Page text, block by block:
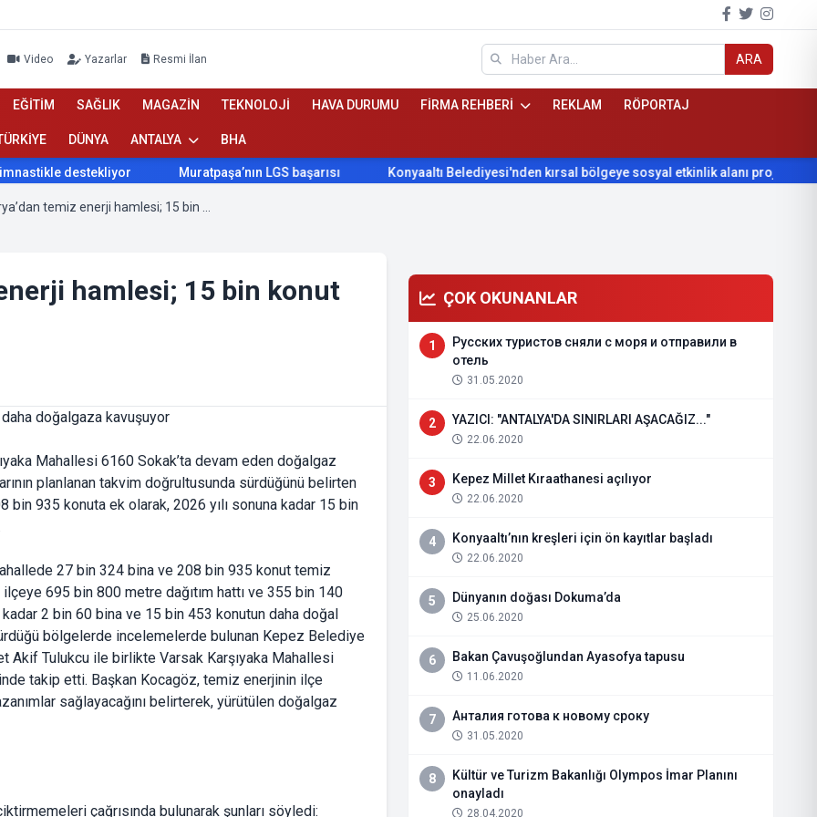
Video Yazarlar Resmi İlan ARA
EĞİTİM SAĞLIK MAGAZİN TEKNOLOJİ HAVA DURUMU FİRMA REHBERİ REKLAM RÖPORTAJ
DÜNYA ANTALYA BHA
destekliyor Muratpaşa’nın LGS başarısı Konyaaltı Belediyesi'nden kırsal bölgeye sosyal etkinlik alanı projesi
hamlesi; 15 bin konut
Mahallesi 6160 Sokak’ta devam eden doğalgaz
planlanan takvim doğrultusunda sürdüğünü belirten
935 konuta ek olarak, 2026 yılı sonuna kadar 15 bin
27 bin 324 bina ve 208 bin 935 konut temiz
695 bin 800 metre dağıtım hattı ve 355 bin 140
2 bin 60 bina ve 15 bin 453 konutun daha doğal
bölgelerde incelemelerde bulunan Kepez Belediye
Akif Tulukcu ile birlikte Varsak Karşıyaka Mahallesi
takip etti. Başkan Kocagöz, temiz enerjinin ilçe
sağlayacağını belirterek, yürütülen doğalgaz
çağrısında bulunarak şunları söyledi:
ÇOK OKUNANLAR
1
Русских туристов сняли с моря и отправили в
отель
31.05.2020
2 YAZICI: "ANTALYA'DA SINIRLARI AŞACAĞIZ..."
22.06.2020
3 Kepez Millet Kıraathanesi açılıyor
22.06.2020
4 Konyaaltı’nın kreşleri için ön kayıtlar başladı
22.06.2020
5 Dünyanın doğası Dokuma’da
25.06.2020
6 Bakan Çavuşoğlundan Ayasofya tapusu
11.06.2020
7 Анталия готова к новому сроку
31.05.2020
8
Kültür ve Turizm Bakanlığı Olympos İmar Planını
onayladı
28.04.2020